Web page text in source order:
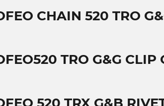
CHAIN 520 TRO
TRO G&G CLIP